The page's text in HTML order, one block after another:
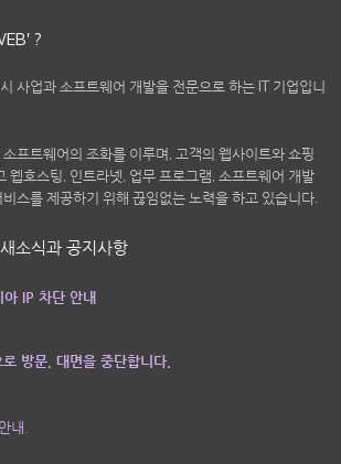
?
사업과 소프트웨어 개발을 전문으로 하는 IT 기업입니
프트웨어의 조화를 이루며, 고객의 웹사이트와 쇼핑
웹호스팅, 인트라넷, 업무 프로그램, 소프트웨어 개발
스를 제공하기 위해 끊임없는 노력을 하고 있습니다.
소식과 공지사항
IP 차단 안내
방문, 대면을 중단합니다.
내.